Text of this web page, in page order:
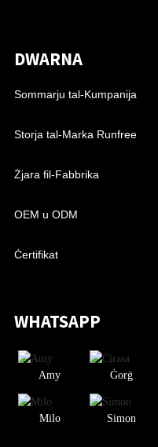
DWARNA
Sommarju tal-Kumpanija
Storja tal-Marka Runfree
Żjara fil-Fabbrika
OEM u ODM
Ċertifikat
WHATSAPP
Amy Ġorġ
Milo Simon